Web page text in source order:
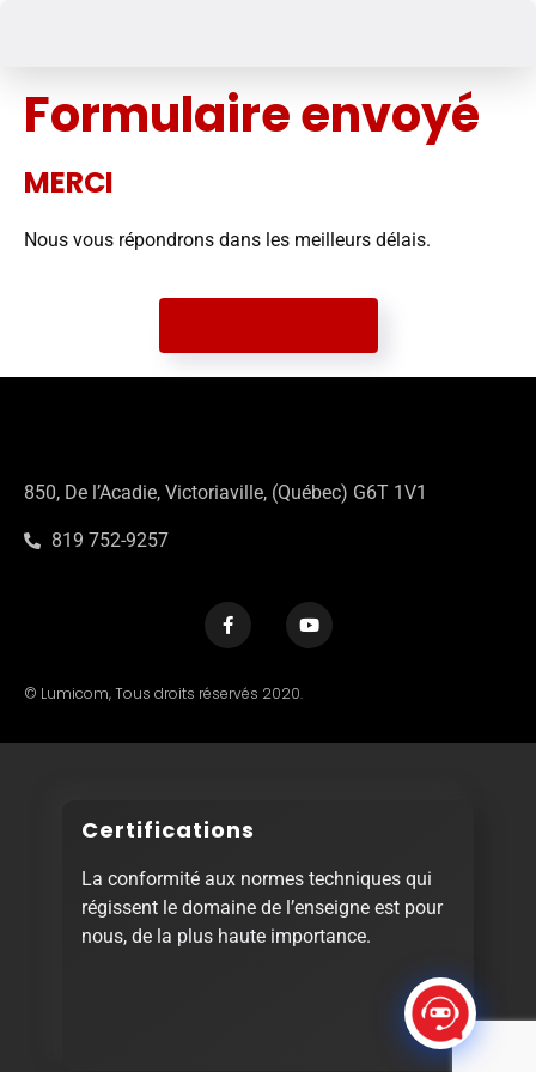
Formulaire envoyé
MERCI
Nous vous répondrons dans les meilleurs délais.
850, De l’Acadie, Victoriaville, (Québec) G6T 1V1
819 752-9257
© Lumicom, Tous droits réservés 2020.
Certifications
La conformité aux normes techniques qui
régissent le domaine de l’enseigne est pour
nous, de la plus haute importance.